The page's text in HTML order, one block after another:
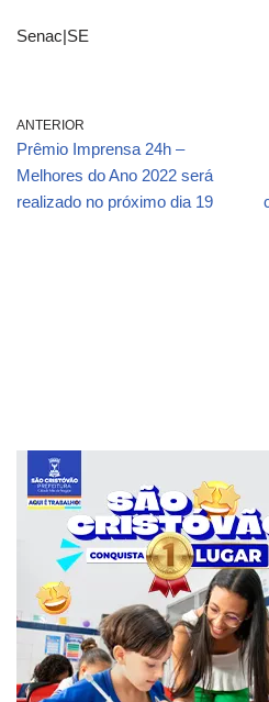
Senac|SE
ANTERIOR
Prêmio Imprensa 24h –
Melhores do Ano 2022 será
realizado no próximo dia 19